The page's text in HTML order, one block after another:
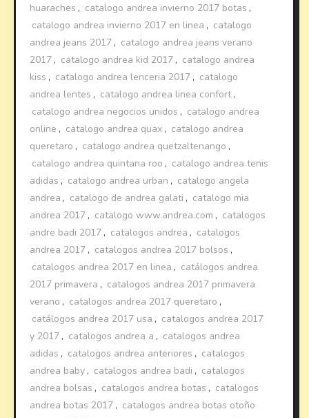
huaraches , catalogo andrea invierno 2017 botas ,
catalogo andrea invierno 2017 en linea , catalogo
andrea jeans 2017 , catalogo andrea jeans verano
2017 , catalogo andrea kid 2017 , catalogo andrea
kiss , catalogo andrea lenceria 2017 , catalogo
andrea lentes , catalogo andrea linea confort,
catalogo andrea negocios unidos , catalogo andrea
online , catalogo andrea quax , catalogo andrea
queretaro , catalogo andrea quetzaltenango ,
catalogo andrea quintana roo , catalogo andrea tenis
adidas , catalogo andrea urban , catalogo angela
andrea , catalogo de andrea galati , catalogo mia
andrea 2017 , catalogo www.andrea.com , catalogos
andre badi 2017 , catalogos andrea , catalogos
andrea 2017 , catalogos andrea 2017 bolsos ,
catalogos andrea 2017 en linea , catálogos andrea
2017 primavera , catalogos andrea 2017 primavera
verano , catalogos andrea 2017 queretaro ,
catálogos andrea 2017 usa , catalogos andrea 2017
y 2017 , catalogos andrea a , catalogos andrea
adidas , catalogos andrea anteriores , catalogos
andrea baby , catalogos andrea badi , catalogos
andrea bolsas , catalogos andrea botas , catalogos
andrea botas 2017 , catalogos andrea botas otoño